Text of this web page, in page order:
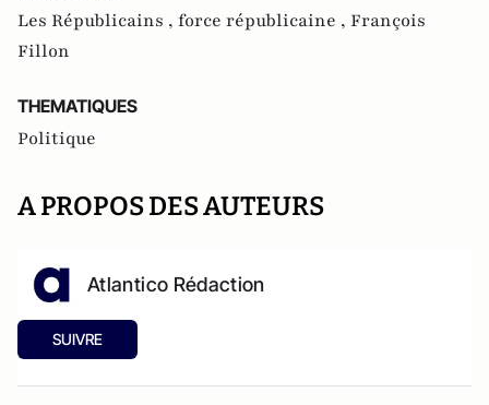
Les Républicains , force républicaine , François
Fillon
THEMATIQUES
Politique
A PROPOS DES AUTEURS
Atlantico Rédaction
SUIVRE